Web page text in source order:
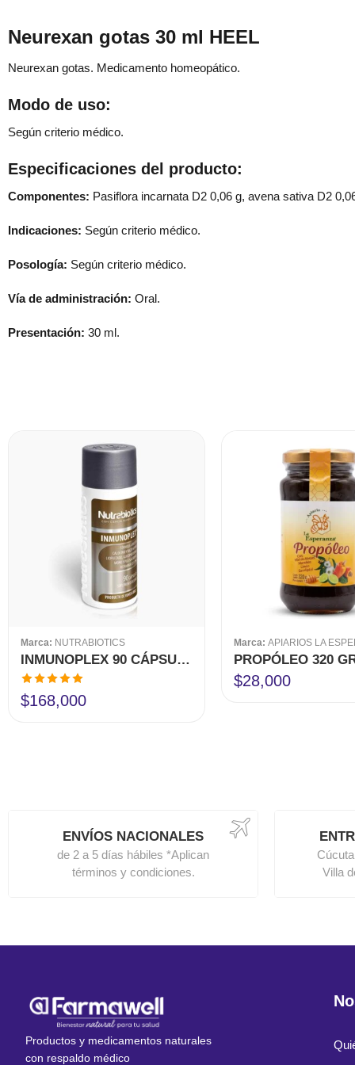
Neurexan gotas 30 ml HEEL
Neurexan gotas. Medicamento homeopático.
Modo de uso:
Según criterio médico.
Especificaciones del producto:
Componentes: Pasiflora incarnata D2 0,06 g, avena sativa D2
Indicaciones: Según criterio médico.
Posología: Según criterio médico.
Vía de administración: Oral.
Presentación: 30 ml.
Marca: NUTRABIOTICS
INMUNOPLEX 90 CÁPSULAS NUTRABIOTICS
Valorado en
5.00de 5
$168,000
Marca: APIARIOS LA
$28,000
ENVÍOS NACIONALES
de 2 a 5 días hábiles *Aplican
términos y condiciones.
Villa
Productos y medicamentos naturales
con respaldo médico